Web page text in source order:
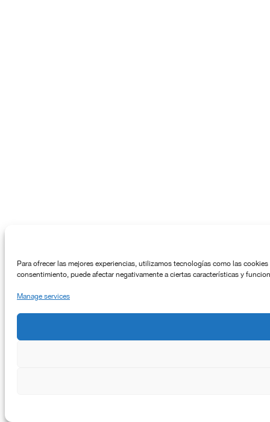
Para ofrecer las mejores experiencias, utilizamos tecnologías como las
consentimiento, puede afectar negativamente a ciertas características y
Manage services